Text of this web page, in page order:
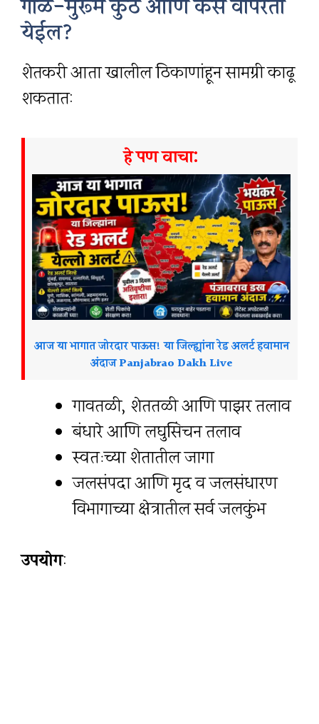
गाळ-मुरूम कुठे आणि कसे वापरता
येईल?
शेतकरी आता खालील ठिकाणांहून सामग्री काढू
शकतात:
हे पण वाचा:
आज या भागात जोरदार पाऊस! या जिल्ह्यांना रेड अलर्ट हवामान
अंदाज Panjabrao Dakh Live
गावतळी, शेततळी आणि पाझर तलाव
बंधारे आणि लघुसिंचन तलाव
स्वतःच्या शेतातील जागा
जलसंपदा आणि मृद व जलसंधारण
विभागाच्या क्षेत्रातील सर्व जलकुंभ
उपयोग: